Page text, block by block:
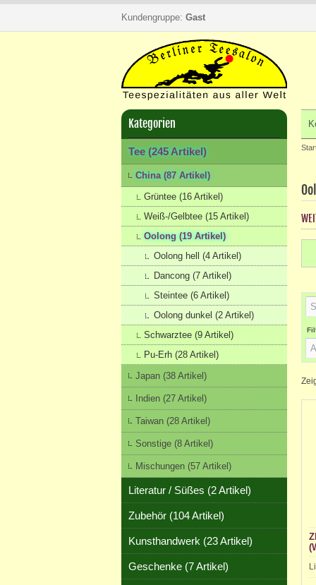
Kundengruppe: Gast
Kategorien
Tee (245 Artikel)
China (87 Artikel)
Grüntee (16 Artikel)
Weiß-/Gelbtee (15 Artikel)
Oolong (19 Artikel)
Oolong hell (4 Artikel)
Dancong (7 Artikel)
Steintee (6 Artikel)
Oolong dunkel (2 Artikel)
Schwarztee (9 Artikel)
Pu-Erh (28 Artikel)
Japan (38 Artikel)
Indien (27 Artikel)
Taiwan (28 Artikel)
Sonstige (8 Artikel)
Mischungen (57 Artikel)
Literatur / Süßes (2 Artikel)
Zubehör (104 Artikel)
Kunsthandwerk (23 Artikel)
Geschenke (7 Artikel)